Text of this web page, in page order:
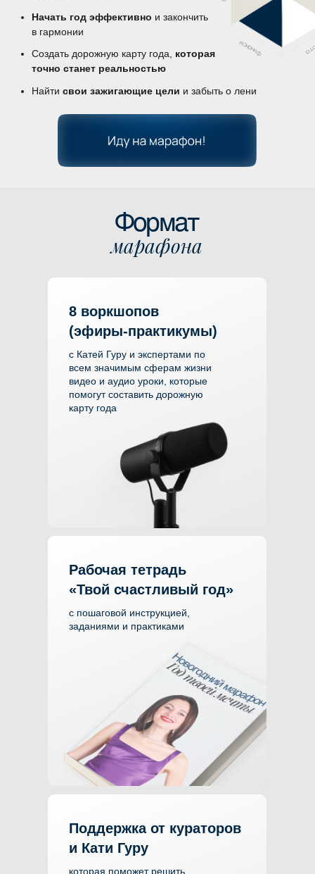
сферах
в наступающем году и не выгореть Отношения
Финансы
Прожитьгод без стресса, гонки
и тревожностис четким планом
на каждый месяц
Найтисвои зажигающие целии забыть о лени
точно станет реальностью
Начать год эффективнои закончить
Рабочая тетрадь
«Твой счастливый год»
с пошаговой инструкцией,
заданиями и практиками
8 воркшопов
(эфиры-практикумы)
с Катей Гуру и экспертами по
всем значимым сферам жизни
видео и аудио уроки, которые
помогут составить дорожную
Формат
марафона